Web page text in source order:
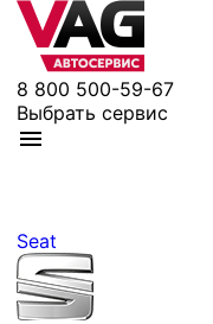
8 800 500-59-67
Выбрать сервис
Seat